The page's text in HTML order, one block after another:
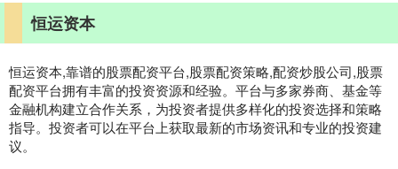
恒运资本
恒运资本,靠谱的股票配资平台,股票配资策略,配资炒股公司,股票
配资平台拥有丰富的投资资源和经验。平台与多家券商、基金等
金融机构建立合作关系，为投资者提供多样化的投资选择和策略
指导。投资者可以在平台上获取最新的市场资讯和专业的投资建
议。